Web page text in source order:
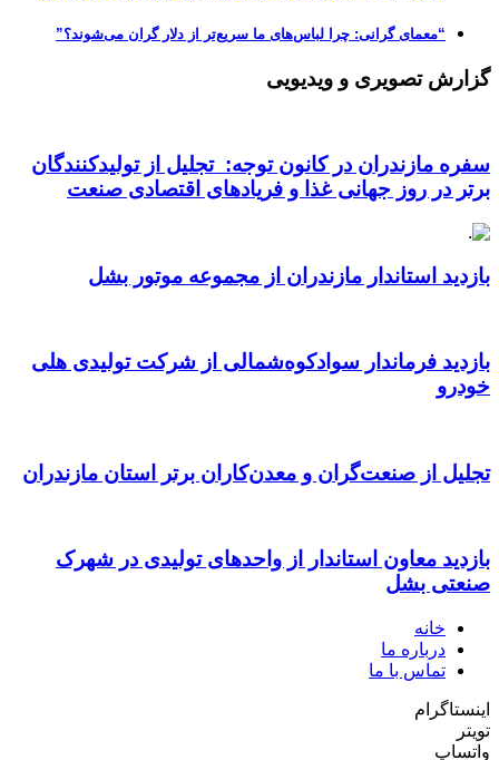
“معمای گرانی: چرا لباس‌های ما سریع‌تر از دلار گران می‌شوند؟”
گزارش تصویری و ویدیویی
سفره مازندران در کانون توجه: تجلیل از تولیدکنندگان
برتر در روز جهانی غذا و فریادهای اقتصادی صنعت
بازدید استاندار مازندران از مجموعه موتور بشل
بازدید فرماندار سوادکوه‌شمالی از شرکت تولیدی هلی
خودرو
تجلیل از صنعت‌گران و معدن‌کاران برتر استان مازندران
بازدید معاون استاندار از واحدهای تولیدی در شهرک
صنعتی بشل
خانه
درباره ما
تماس با ما
اینستاگرام
تویتر
واتساپ